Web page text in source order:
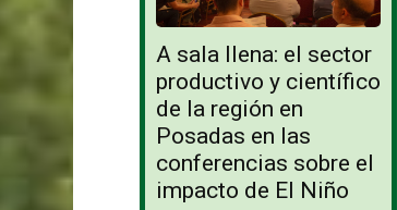
A sala llena: el sector
productivo y científico
de la región en
Posadas en las
conferencias sobre el
impacto de El Niño